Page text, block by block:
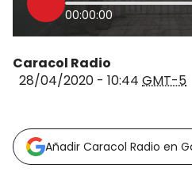
00:00:00
Caracol Radio
28/04/2020 - 10:44 GMT-5
Añadir Caracol Radio en